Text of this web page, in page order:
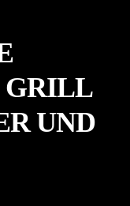
GRILL
UND